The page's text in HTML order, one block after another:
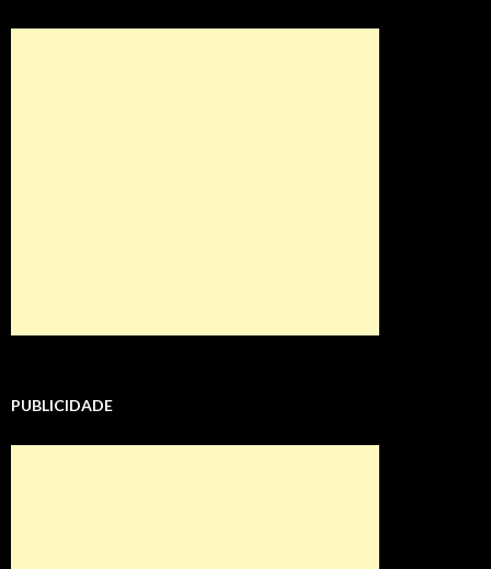
PUBLICIDADE